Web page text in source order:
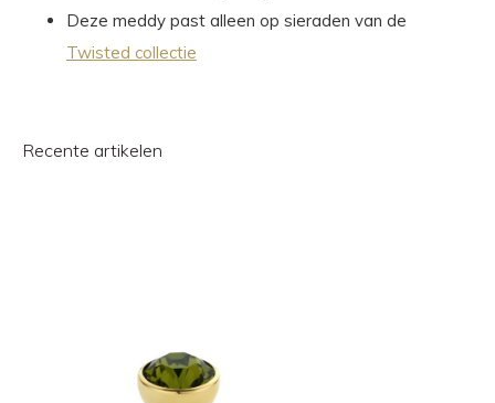
Deze meddy past alleen op sieraden van de
Twisted collectie
Recente artikelen